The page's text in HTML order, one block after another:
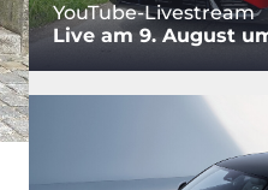
YouTube-Livestream
Live am 9. August